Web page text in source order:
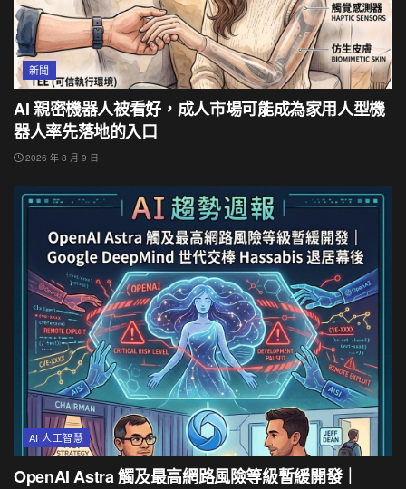
新聞
AI 親密機器人被看好，成人市場可能成為家用人型機
器人率先落地的入口
2026 年 8 月 9 日
AI 人工智慧
OpenAI Astra 觸及最高網路風險等級暫緩開發｜